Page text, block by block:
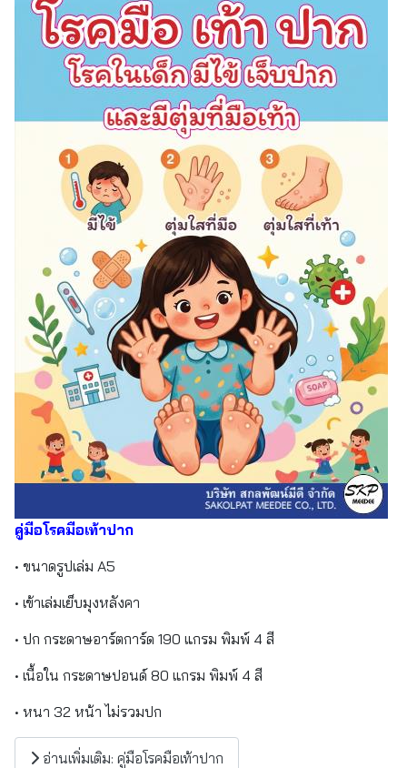
คู่มือโรคมือเท้าปาก
• ขนาดรูปเล่ม A5
• เข้าเล่มเย็บมุงหลังคา
• ปก กระดาษอาร์ตการ์ด 190 แกรม พิมพ์ 4 สี
• เนื้อใน กระดาษปอนด์ 80 แกรม พิมพ์ 4 สี
• หนา 32 หน้า ไม่รวมปก
อ่านเพิ่มเติม: คู่มือโรคมือเท้าปาก